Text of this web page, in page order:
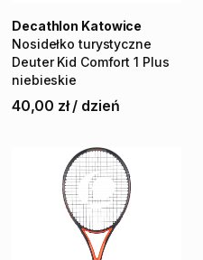
Nosidełko turystyczne
Deuter Kid Comfort 1 Plus
niebieskie
Decathlon Katowice
40,00 zł / dzień